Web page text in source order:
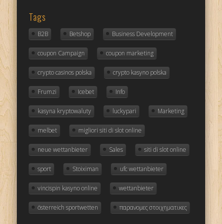
Tags
B2B Betshop Business Development
coupon Campaign coupon marketing
crypto casinos polska crypto kasyno polska
Frumzi Icebet Info
kasyna kryptowaluty luckypari Marketing
melbet migliori siti di slot online
neue wettanbieter Sales siti di slot online
sport Stoiximan ufc wettanbieter
vincispin kasyno online wettanbieter
österreich sportwetten παρανομες στοιχηματικες